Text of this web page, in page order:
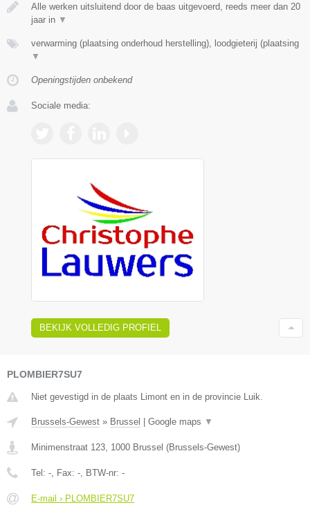
Alle werken uitsluitend door de baas uitgevoerd, reeds meer dan 20
jaar in ▼
verwarming (plaatsing onderhoud herstelling), loodgieterij (plaatsing
▼
Openingstijden onbekend
Sociale media:
BEKIJK VOLLEDIG PROFIEL
PLOMBIER7SU7
Niet gevestigd in de plaats Limont en in de provincie Luik.
Brussels-Gewest » Brussel Google maps ▼
Minimenstraat 123, 1000 Brussel (Brussels-Gewest)
Tel: -, Fax: -, BTW-nr: -
E-mail › PLOMBIER7SU7